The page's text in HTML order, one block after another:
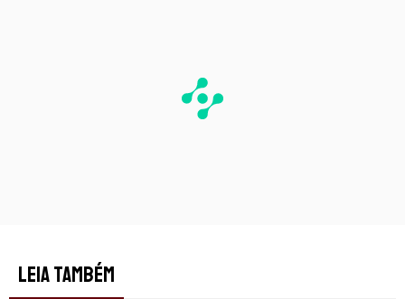
LEIA TAMBÉM